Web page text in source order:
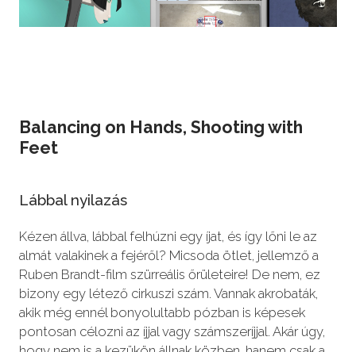
Balancing on Hands, Shooting with
Feet
Lábbal nyilazás
Kézen állva, lábbal felhúzni egy íjat, és így lőni le az
almát valakinek a fejéről? Micsoda ötlet, jellemző a
Ruben Brandt-film szürreális őrületeire! De nem, ez
bizony egy létező cirkuszi szám. Vannak akrobaták,
akik még ennél bonyolultabb pózban is képesek
pontosan célozni az íjjal vagy számszeríjjal. Akár úgy,